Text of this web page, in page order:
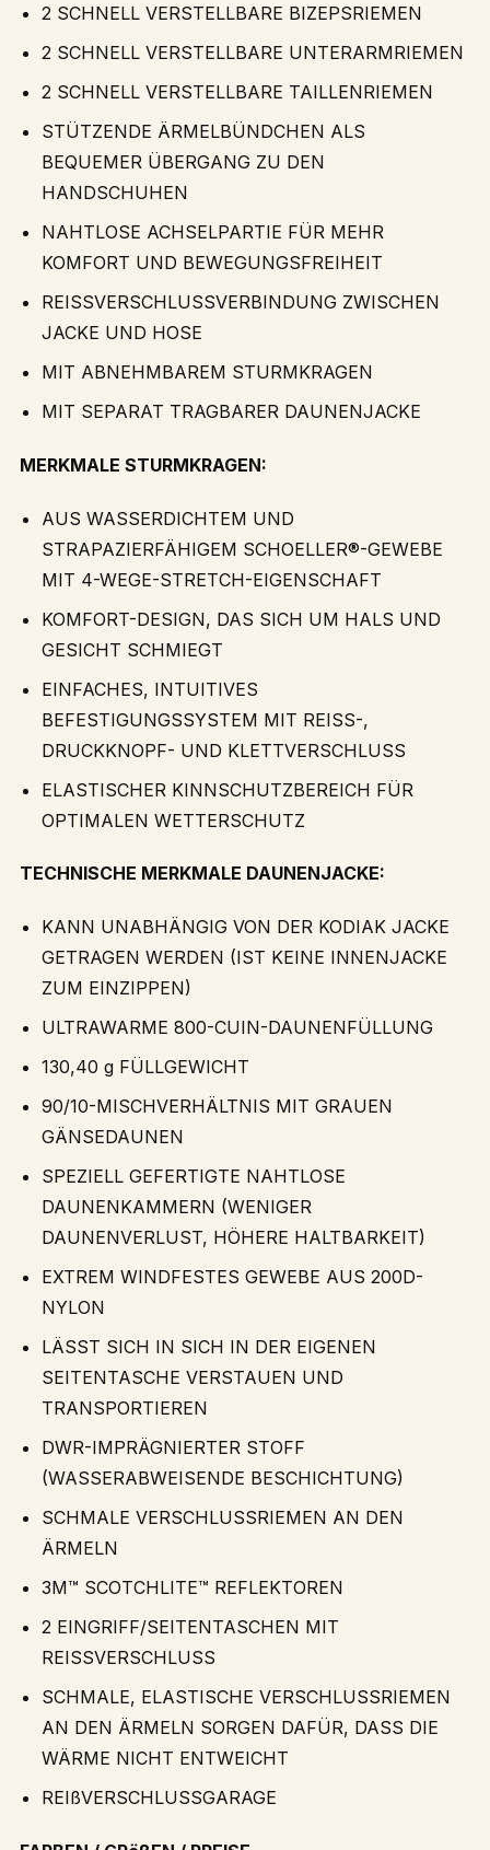
2 SCHNELL VERSTELLBARE BIZEPSRIEMEN
2 SCHNELL VERSTELLBARE UNTERARMRIEMEN
2 SCHNELL VERSTELLBARE TAILLENRIEMEN
STÜTZENDE ÄRMELBÜNDCHEN ALS
BEQUEMER ÜBERGANG ZU DEN
HANDSCHUHEN
NAHTLOSE ACHSELPARTIE FÜR MEHR
KOMFORT UND BEWEGUNGSFREIHEIT
REISSVERSCHLUSSVERBINDUNG ZWISCHEN
JACKE UND HOSE
MIT ABNEHMBAREM STURMKRAGEN
MIT SEPARAT TRAGBARER DAUNENJACKE
MERKMALE STURMKRAGEN:
AUS WASSERDICHTEM UND
STRAPAZIERFÄHIGEM SCHOELLER®-GEWEBE
MIT 4-WEGE-STRETCH-EIGENSCHAFT
KOMFORT-DESIGN, DAS SICH UM HALS UND
GESICHT SCHMIEGT
EINFACHES, INTUITIVES
BEFESTIGUNGSSYSTEM MIT REISS-,
DRUCKKNOPF- UND KLETTVERSCHLUSS
ELASTISCHER KINNSCHUTZBEREICH FÜR
OPTIMALEN WETTERSCHUTZ
TECHNISCHE MERKMALE DAUNENJACKE:
KANN UNABHÄNGIG VON DER KODIAK JACKE
GETRAGEN WERDEN (IST KEINE INNENJACKE
ZUM EINZIPPEN)
ULTRAWARME 800-CUIN-DAUNENFÜLLUNG
130,40 g FÜLLGEWICHT
90/10-MISCHVERHÄLTNIS MIT GRAUEN
GÄNSEDAUNEN
SPEZIELL GEFERTIGTE NAHTLOSE
DAUNENKAMMERN (WENIGER
DAUNENVERLUST, HÖHERE HALTBARKEIT)
EXTREM WINDFESTES GEWEBE AUS 200D-
NYLON
LÄSST SICH IN SICH IN DER EIGENEN
SEITENTASCHE VERSTAUEN UND
TRANSPORTIEREN
DWR-IMPRÄGNIERTER STOFF
(WASSERABWEISENDE BESCHICHTUNG)
SCHMALE VERSCHLUSSRIEMEN AN DEN
ÄRMELN
3M™ SCOTCHLITE™ REFLEKTOREN
2 EINGRIFF/SEITENTASCHEN MIT
REISSVERSCHLUSS
SCHMALE, ELASTISCHE VERSCHLUSSRIEMEN
AN DEN ÄRMELN SORGEN DAFÜR, DASS DIE
WÄRME NICHT ENTWEICHT
REIßVERSCHLUSSGARAGE